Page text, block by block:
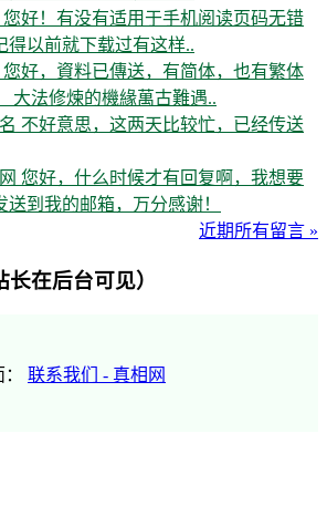
您好！有没有适用于手机阅读页码无错
得以前就下载过有这样..
您好，資料已傳送，有简体，也有繁体
大法修煉的機緣萬古難遇..
不好意思，这两天比较忙，已经传送
您好，什么时候才有回复啊，我想要
送到我的邮箱，万分感谢！
近期所有留言 »
长在后台可见）
联系我们 - 真相网